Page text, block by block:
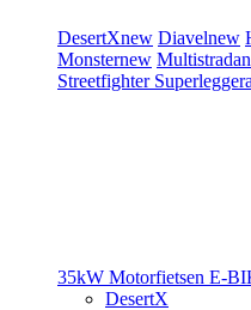
DesertXnew Diavelnew
Monsternew Multistrada
Streetfighter Superleggera
35kW Motorfietsen E-
DesertX